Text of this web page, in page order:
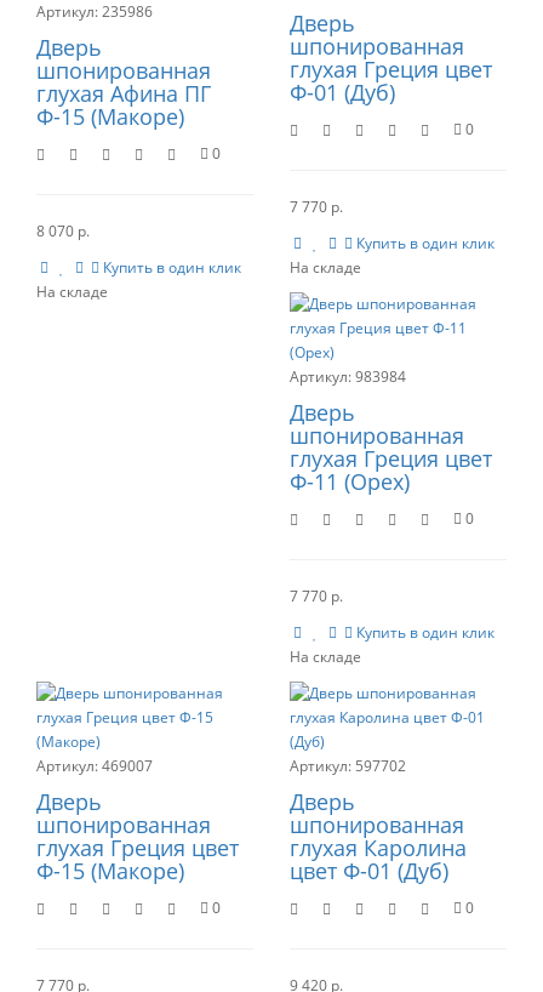
235986
Дверь
шпонированная
глухая Афина ПГ
Ф-15 (Макоре)
0
8 070 р.
Купить в один клик
Дверь
шпонированная
глухая Греция цвет
Ф-01 (Дуб)
0
7 770 р.
Купить в один клик
983984
Дверь
шпонированная
глухая Греция цвет
Ф-11 (Орех)
0
7 770 р.
Купить в один клик
469007
Дверь
шпонированная
глухая Греция цвет
Ф-15 (Макоре)
0
7 770 р.
597702
Дверь
шпонированная
глухая Каролина
цвет Ф-01 (Дуб)
0
9 420 р.